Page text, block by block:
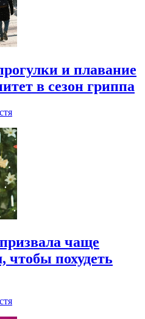
и плавание
в сезон гриппа
чаще
чтобы похудеть